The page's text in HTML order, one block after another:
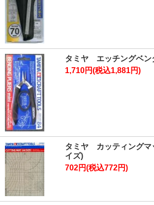
タミヤ エッチングベン
1,710円(税込1,881円)
タミヤ カッティングマ
イズ)
702円(税込772円)